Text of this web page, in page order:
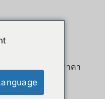
สินค้าลดราคา